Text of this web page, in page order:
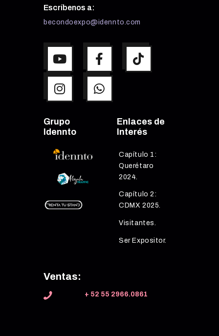
Escríbenos a:
becondoexpo@idennto.com
Grupo
Idennto
Enlaces de
Interés
Capítulo 1:
Querétaro
2024.
Capítulo 2:
CDMX 2025.
Visitantes.
Ser Expositor.
Ventas:
+ 52 55 2966.0861